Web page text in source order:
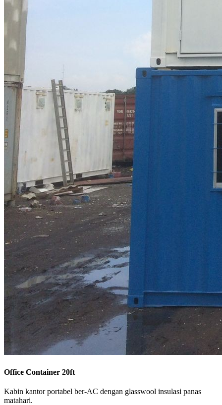
Office Container 20ft
Kabin kantor portabel ber-AC dengan glasswool insulasi panas
matahari.